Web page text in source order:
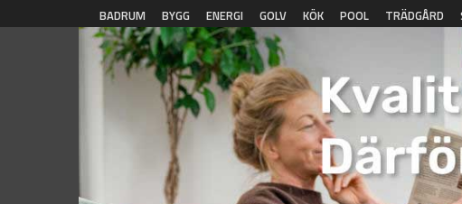
Hoppa till huvudinnehåll
BADRUM BYGG ENERGI GOLV KÖK POOL TRÄDGÅRD